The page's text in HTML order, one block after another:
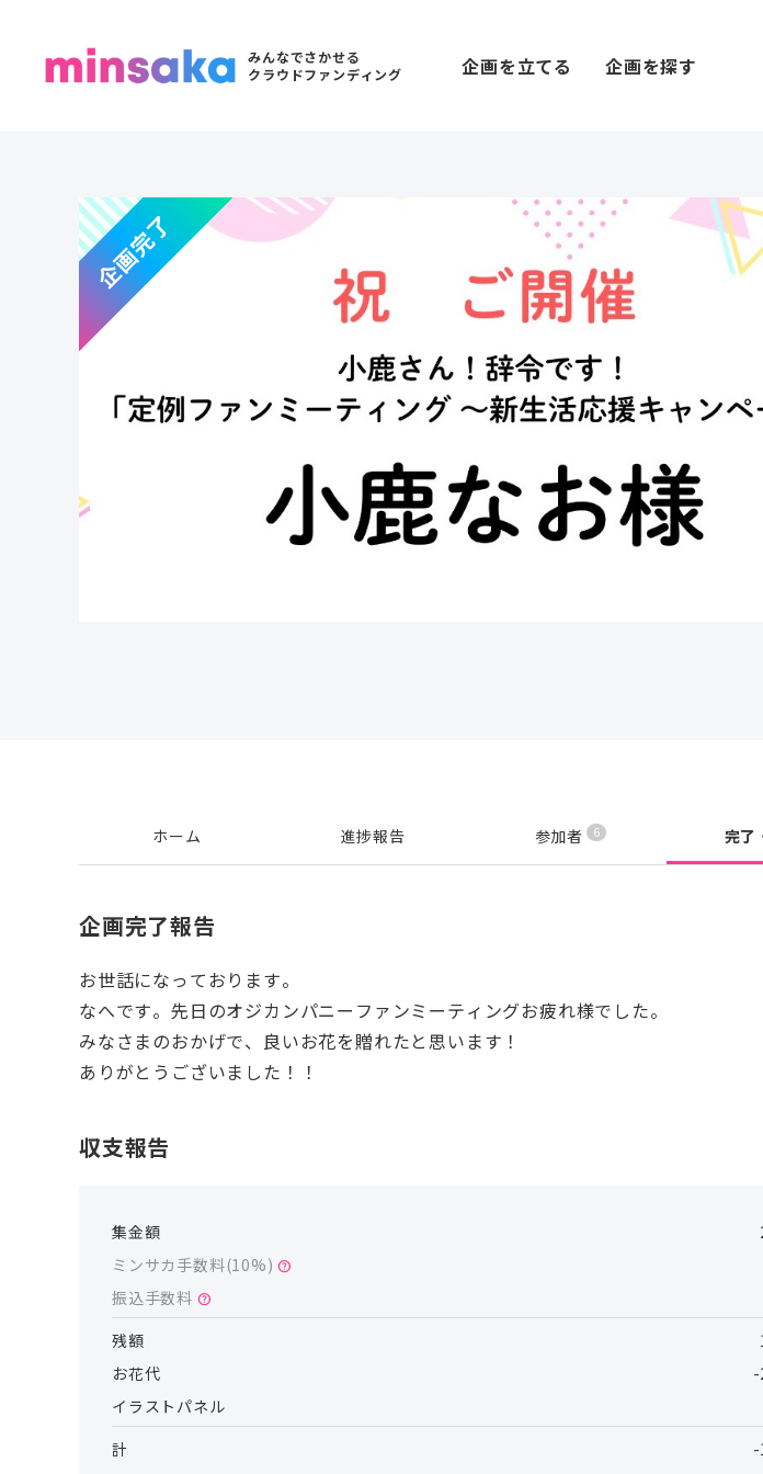
みんなでさかせる
クラウドファンディング
企画を立てる 企画を探す
企画完了
ホーム 進捗報告 参加者 6 完了
企画完了報告
お世話になっております。
なへです。先日のオジカンパニーファンミーティングお疲れ様でした。
みなさまのおかげで、良いお花を贈れたと思います！
ありがとうございました！！
収支報告
集金額
ミンサカ手数料(10%)help
振込手数料 help
残額
お花代
イラストパネル
計